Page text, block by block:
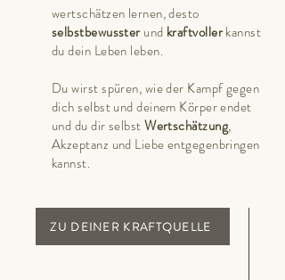
wertschätzen lernen, desto
selbstbewussterund kraftvollerkannst
du dein Leben leben.
Du wirst spüren, wie der Kampf gegen
dich selbst und deinem Körper endet
und du dir selbstWertschätzung,
Akzeptanz und Liebe entgegenbringen
kannst.
ZU DEINER KRAFTQUELLE